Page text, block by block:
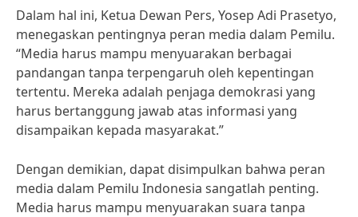
Dalam hal ini, Ketua Dewan Pers, Yosep Adi Prasetyo,
menegaskan pentingnya peran media dalam Pemilu.
“Media harus mampu menyuarakan berbagai
pandangan tanpa terpengaruh oleh kepentingan
tertentu. Mereka adalah penjaga demokrasi yang
harus bertanggung jawab atas informasi yang
disampaikan kepada masyarakat.”
Dengan demikian, dapat disimpulkan bahwa peran
media dalam Pemilu Indonesia sangatlah penting.
Media harus mampu menyuarakan suara tanpa